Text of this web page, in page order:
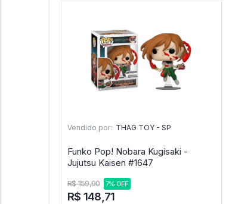
Vendido por: THAG TOY - SP
Funko Pop! Nobara Kugisaki -
Jujutsu Kaisen #1647
R$ 159,90 7% OFF
R$ 148,71